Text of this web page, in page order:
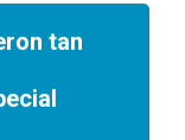
tan